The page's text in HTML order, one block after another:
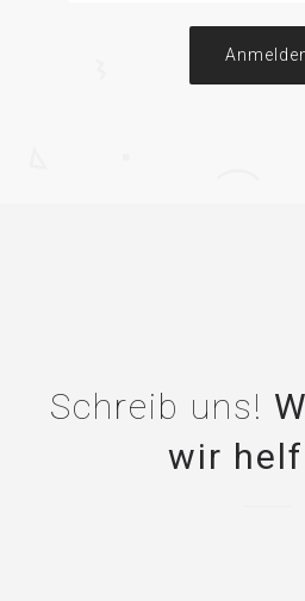
Schreib uns!
wir